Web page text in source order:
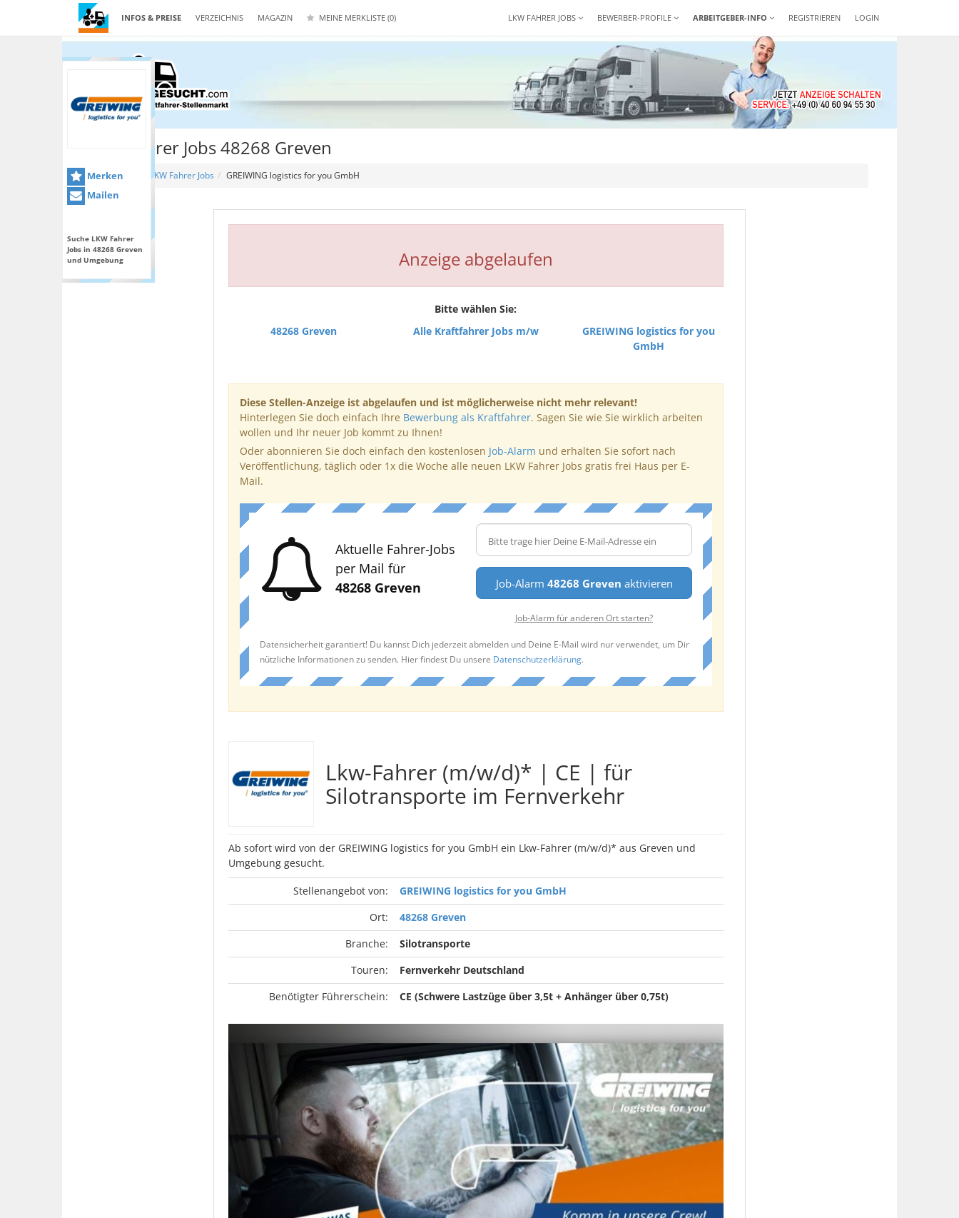
INFOS & PREISE VERZEICHNIS MAGAZIN MEINE MERKLISTE (0) REGISTRIEREN LOGIN
LKW FAHRER JOBS BEWERBER-PROFILE ARBEITGEBER-INFO
Lkw Fahrer Jobs 48268 Greven
Home LKW Fahrer Jobs GREIWING logistics for you GmbH
Merken
Mailen
Suche LKW Fahrer
Jobs in 48268 Greven
und Umgebung
Anzeige abgelaufen
Bitte wählen Sie:
48268 Greven
Alle Kraftfahrer Jobs m/w
GREIWING logistics for you
GmbH
Diese Stellen-Anzeige ist abgelaufen und ist möglicherweise nicht mehr relevant!
Hinterlegen Sie doch einfach Ihre Bewerbung als Kraftfahrer. Sagen Sie wie Sie wirklich arbeiten
wollen und Ihr neuer Job kommt zu Ihnen!
Oder abonnieren Sie doch einfach den kostenlosen Job-Alarm und erhalten Sie sofort nach
Veröffentlichung, täglich oder 1x die Woche alle neuen LKW Fahrer Jobs gratis frei Haus per E-
Mail.
Aktuelle Fahrer-Jobs
per Mail für
48268 Greven
Job-Alarm 48268 Greven aktivieren
Job-Alarm für anderen Ort starten?
Datensicherheit garantiert! Du kannst Dich jederzeit abmelden und Deine E-Mail wird nur verwendet, um Dir
nützliche Informationen zu senden. Hier findest Du unsere Datenschutzerklärung.
Lkw-Fahrer (m/w/d)* | CE | für
Silotransporte im Fernverkehr
Ab sofort wird von der GREIWING logistics for you GmbH ein Lkw-Fahrer (m/w/d)* aus Greven und
Umgebung gesucht.
Stellenangebot von:
GREIWING logistics for you GmbH
Ort:
48268 Greven
Branche:
Silotransporte
Touren:
Fernverkehr Deutschland
Benötigter Führerschein:
CE (Schwere Lastzüge über 3,5t + Anhänger über 0,75t)